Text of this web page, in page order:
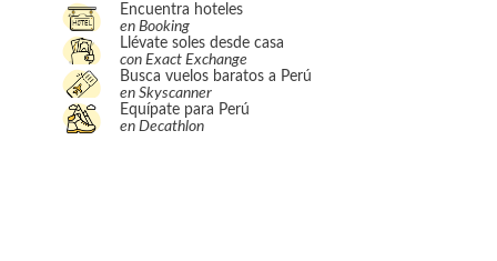
Encuentra hoteles
en Booking
Llévate soles desde casa
con Exact Exchange
Busca vuelos baratos a Perú
en Skyscanner
Equípate para Perú
en Decathlon